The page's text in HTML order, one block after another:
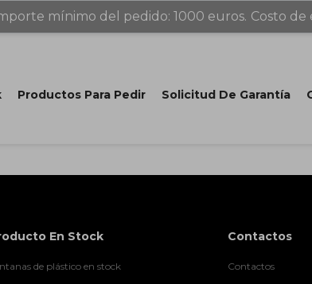
mínimo del pedido: 1000 euros. Costo de
Productos Para Pedir Solicitud De Garantía
En Stock
de plástico en stock
Contactos
Contactos